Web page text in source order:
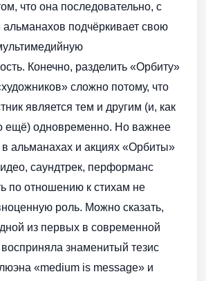
что она последовательно, с
подчёркивает свою
Конечно, разделить «Орбиту»
сложно потому, что
является тем и другим (и, как
ещё) одновременно. Но важнее
в альманахах и акциях «Орбиты»
саундтрек, перформанс
по отношению к стихам не
роль. Можно сказать,
из первых в современной
восприняла знаменитый тезис
«medium is message» и